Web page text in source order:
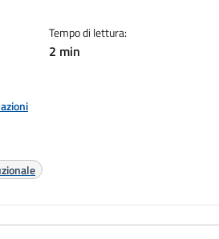
Tempo di lettura:
2 min